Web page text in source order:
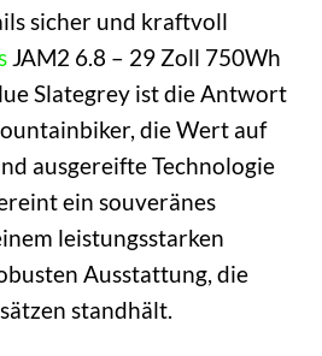
sicher und kraftvoll
JAM2 6.8 – 29 Zoll 750Wh
Slategrey ist die Antwort
die Wert auf
ausgereifte Technologie
ein souveränes
leistungsstarken
Ausstattung, die
standhält.